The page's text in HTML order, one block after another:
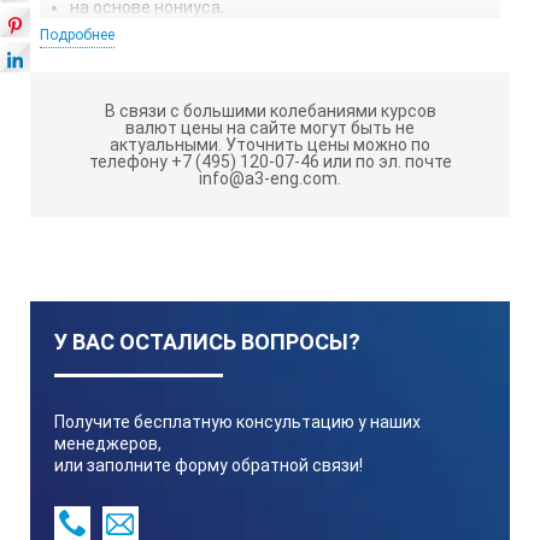
на основе нониуса,
в электронном виде.
В последнее время наиболее популярны универсальные
цифровые угломеры, которые очень удобны в
эксплуатации, обладают рядом дополнительных
возможностей и выдают высокоточные показания с
допустимая погрешность,
наличие, количество и размер ЖК-индикаторов,
тип акустического сигнала (при обнаружении угла),
возможность установки аппарата на штатив,
наличие паспорта и гарантии на прибор.
Подробнее
В связи с большими колебаниями курсов
валют цены на сайте могут быть не
актуальными. Уточнить цены можно по
телефону +7 (495) 120-07-46 или по эл. почте
info@a3-eng.com.
У ВАС ОСТАЛИСЬ ВОПРОСЫ?
Получите бесплатную консультацию у наших
менеджеров,
или заполните форму обратной связи!